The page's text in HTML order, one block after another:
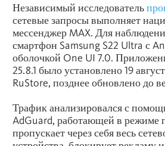
Независимый исследователь
сетевые запросы выполняет
мессенджер MAX. Для
смартфон Samsung S22 Ultra с
оболочкой One UI 7.0.
25.8.1 было установлено 19
RuStore, позднее обновлено до
Трафик анализировался с
AdGuard, работающей в режиме
пропускает через себя весь